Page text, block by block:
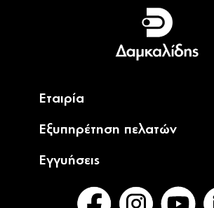
Ελληνικά
English
Εταιρία
Εξυπηρέτηση πελατών
Εγγυήσεις